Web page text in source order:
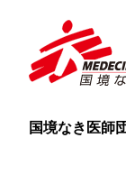
国境なき医師